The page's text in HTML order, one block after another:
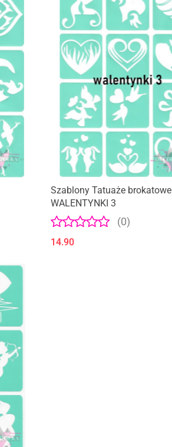
Szablony Tatuaże brokatowe
WALENTYNKI 3
(0)
14.90